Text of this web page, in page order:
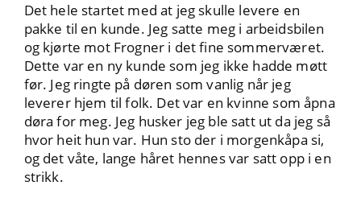
Det hele startet med at jeg skulle levere en
pakke til en kunde. Jeg satte meg i arbeidsbilen
og kjørte mot Frogner i det fine sommerværet.
Dette var en ny kunde som jeg ikke hadde møtt
før. Jeg ringte på døren som vanlig når jeg
leverer hjem til folk. Det var en kvinne som åpna
døra for meg. Jeg husker jeg ble satt ut da jeg så
hvor heit hun var. Hun sto der i morgenkåpa si,
og det våte, lange håret hennes var satt opp i en
strikk.